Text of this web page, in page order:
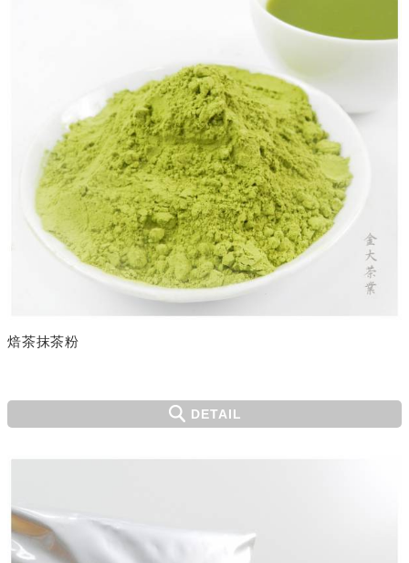
焙茶抹茶粉
DETAIL